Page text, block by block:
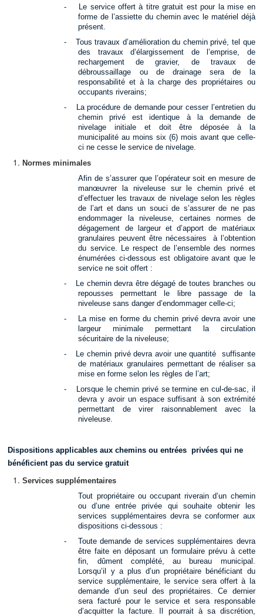
-
Le service offert à titre gratuit est pour la mise en
forme de l’assiette du chemin avec le matériel déjà
présent.
-
Tous travaux d’amélioration du chemin privé, tel que
des travaux d’élargissement de l’emprise, de
rechargement de gravier, de travaux de
débroussaillage ou de drainage sera de la
responsabilité et à la charge des propriétaires ou
occupants riverains;
-
La procédure de demande pour cesser l’entretien du
chemin privé est identique à la demande de
nivelage initiale et doit être déposée à la
municipalité au moins six (6) mois avant que celle-
ci ne cesse le service de nivelage.
Normes minimales
Afin de s’assurer que l’opérateur soit en mesure de
manœuvrer la niveleuse sur le chemin privé et
d’effectuer les travaux de nivelage selon les règles
de l’art et dans un souci de s’assurer de ne pas
endommager la niveleuse, certaines normes de
dégagement de largeur et d’apport de matériaux
granulaires peuvent être nécessaires à l’obtention
du service. Le respect de l’ensemble des normes
énumérées ci-dessous est obligatoire avant que le
service ne soit offert :
-
Le chemin devra être dégagé de toutes branches ou
repousses permettant le libre passage de la
niveleuse sans danger d’endommager celle-ci;
-
La mise en forme du chemin privé devra avoir une
largeur minimale permettant la circulation
sécuritaire de la niveleuse;
-
Le chemin privé devra avoir une quantité suffisante
de matériaux granulaires permettant de réaliser sa
mise en forme selon les règles de l’art;
-
Lorsque le chemin privé se termine en cul-de-sac, il
devra y avoir un espace suffisant à son extrémité
permettant de virer raisonnablement avec la
niveleuse.
Dispositions applicables aux chemins ou entrées privées qui ne
bénéficient pas du service gratuit
Services supplémentaires
Tout propriétaire ou occupant riverain d’un chemin
ou d’une entrée privée qui souhaite obtenir les
services supplémentaires devra se conformer aux
dispositions ci-dessous :
-
Toute demande de services supplémentaires devra
être faite en déposant un formulaire prévu à cette
fin, dûment complété, au bureau municipal.
Lorsqu’il y a plus d’un propriétaire bénéficiant du
service supplémentaire, le service sera offert à la
demande d’un seul des propriétaires. Ce dernier
sera facturé pour le service et sera responsable
d’acquitter la facture. Il pourrait à sa discrétion,